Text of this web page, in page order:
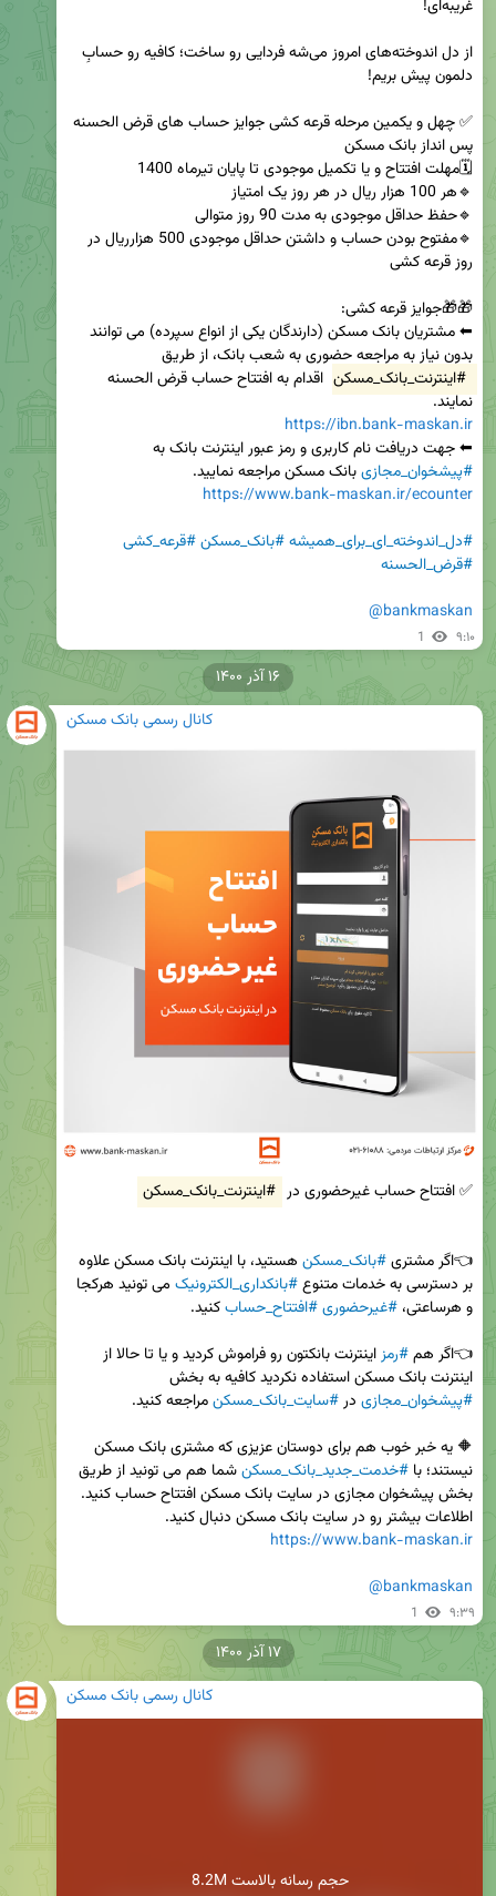
بدون نیاز به مراجعه حضوری به شعب بانک، از طریق
#اینترنت_بانک_مسکن
نمایند.
https://ibn.bank-maskan.ir
⬅ جهت دریافت نام کاربری و رمز عبور اینترنت بانک به
#پیشخوان_مجازی بانک مسکن مراجعه نمایید.
https://www.bank-maskan.ir/ecounter
#دل_اندوخته_ای_برای_همیشه#بانک_مسکن#قرعه_کشی
#قرض_الحسنه
@bankmaskan
1 ۹:۱۰
کانال رسمی بانک مسکن
✅ افتتاح حساب غیرحضوری در #اینترنت_بانک_مسکن
👈اگر مشتری #بانک_مسکن
بر دسترسی به خدمات متنوع #بانکداری_الکترونیک
و هرساعتی، #غیرحضوری#افتتاح_حساب
👈اگر هم #رمز
اینترنت بانک مسکن استفاده نکردید کافیه به بخش
#پیشخوان_مجازی در #سایت_بانک_مسکن
نیستند؛ با #خدمت_جدید_بانک_مسکن
اطلاعات بیشتر رو در سایت بانک مسکن دنبال کنید.
https://www.bank-maskan.ir
@bankmaskan
1 ۹:۳۹
۱۶ آذر ۱۴۰۰
کانال رسمی بانک مسکن
8.2M حجم رسانه بالاست
۱۷ آذر ۱۴۰۰